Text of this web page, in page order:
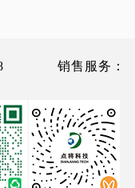
销售服务：